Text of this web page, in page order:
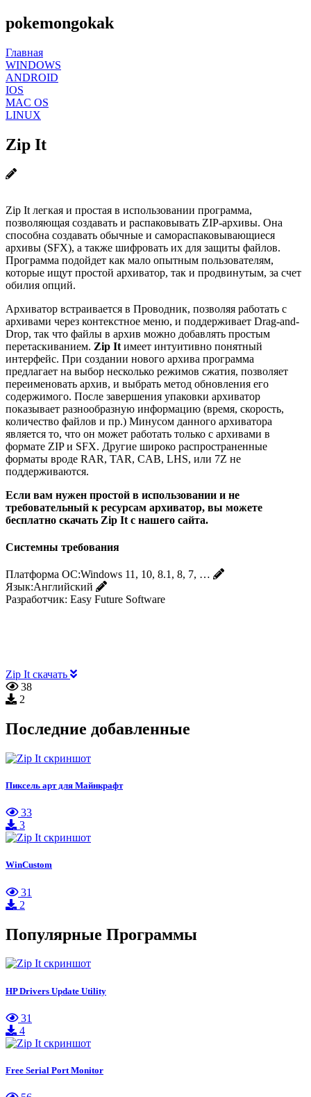
pokemongokak
Главная
WINDOWS
ANDROID
IOS
MAC OS
LINUX
Zip It
Zip It легкая и простая в использовании программа,
позволяющая создавать и распаковывать ZIP-архивы. Она
способна создавать обычные и самораспаковывающиеся
архивы (SFX), а также шифровать их для защиты файлов.
Программа подойдет как мало опытным пользователям,
которые ищут простой архиватор, так и продвинутым, за счет
обилия опций.
Архиватор встраивается в Проводник, позволяя работать с
архивами через контекстное меню, и поддерживает Drag-and-
Drop, так что файлы в архив можно добавлять простым
перетаскиванием. Zip It имеет интуитивно понятный
интерфейс. При создании нового архива программа
предлагает на выбор несколько режимов сжатия, позволяет
переименовать архив, и выбрать метод обновления его
содержимого. После завершения упаковки архиватор
показывает разнообразную информацию (время, скорость,
количество файлов и пр.) Минусом данного архиватора
является то, что он может работать только с архивами в
формате ZIP и SFX. Другие широко распространенные
форматы вроде RAR, TAR, CAB, LHS, или 7Z не
поддерживаются.
Если вам нужен простой в использовании и не
требовательный к ресурсам архиватор, вы можете
бесплатно скачать Zip It с нашего сайта.
Системны требования
Платформа ОС:Windows 11, 10, 8.1, 8, 7, …
Язык:Английский
Разработчик: Easy Future Software
Zip It скачать
38
2
Последние добавленные
Пиксель арт для Майнкрафт
33
3
WinCustom
31
2
Популярные Программы
HP Drivers Update Utility
31
4
Free Serial Port Monitor